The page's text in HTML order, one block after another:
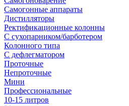
Самогонные аппараты
Дистилляторы
Ректификационные колонны
С сухопарником/барботером
Колонного типа
С дефлегматором
Проточные
Непроточные
Мини
Профессиональные
10-15 литров